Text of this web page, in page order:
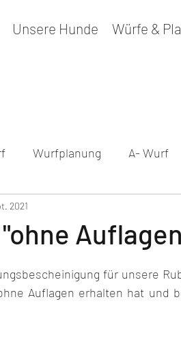
Unsere Hunde Würfe &
Wurfplanung A- Wurf
2021
für unsere
Auflagen erhalten hat und